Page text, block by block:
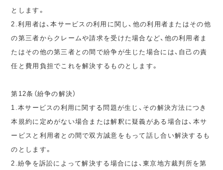
とします。
2.利用者は、本サービスの利用に関し、他の利用者またはその他
の第三者からクレームや請求を受けた場合など、他の利用者ま
たはその他の第三者との間で紛争が生じた場合には、自己の責
任と費用負担でこれを解決するものとします。
第12条（紛争の解決）
1.本サービスの利用に関する問題が生じ、その解決方法につき
本規約に定めがない場合または解釈に疑義がある場合は、本サ
ービスと利用者との間で双方誠意をもって話し合い解決するも
のとします。
2.紛争を訴訟によって解決する場合には、東京地方裁判所を第